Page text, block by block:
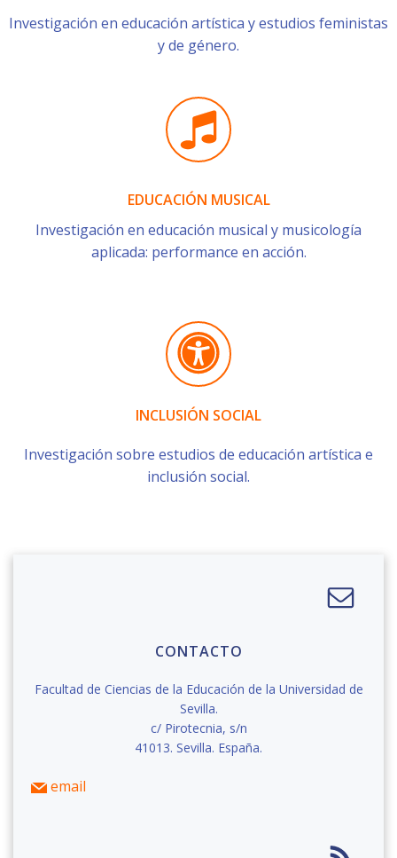
Investigación en educación artística y estudios feministas
y de género.
EDUCACIÓN MUSICAL
Investigación en educación musical y musicología
aplicada: performance en acción.
INCLUSIÓN SOCIAL
Investigación sobre estudios de educación artística e
inclusión social.
CONTACTO
Facultad de Ciencias de la Educación de la Universidad de
Sevilla.
c/ Pirotecnia, s/n
41013. Sevilla. España.
email